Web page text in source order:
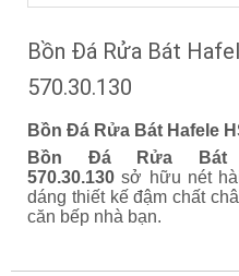
Bồn Đá Rửa Bát
570.30.130
Bồn Đá Rửa Bát Hafele
Bồn Đá Rửa Bát
570.30.130sở hữu nét
dáng thiết kế đậm chất
căn bếp nhà bạn.